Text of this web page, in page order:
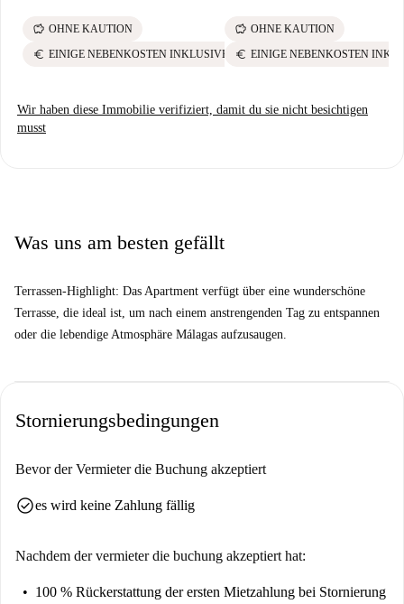
savings OHNE KAUTION
euro EINIGE NEBENKOSTEN INKLUSIVE
savings OHNE KAUTION
euro EINIGE NEBENKOSTEN
Wir haben diese Immobilie verifiziert, damit du sie nicht besichtigen
musst
Was uns am besten gefällt
Terrassen-Highlight: Das Apartment verfügt über eine wunderschöne
Terrasse, die ideal ist, um nach einem anstrengenden Tag zu entspannen
oder die lebendige Atmosphäre Málagas aufzusaugen.
Stornierungsbedingungen
Bevor der Vermieter die Buchung akzeptiert
check_circlees wird keine Zahlung fällig
Nachdem der vermieter die buchung akzeptiert hat:
100 % Rückerstattung der ersten Mietzahlung bei Stornierung